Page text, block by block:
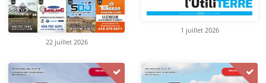
22 juillet 2026
1 juillet 2026